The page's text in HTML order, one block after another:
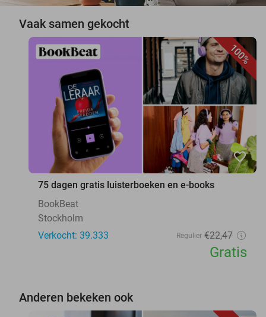
Vaak samen gekocht
100%
favorite_border
75 dagen gratis luisterboeken en e-books
BookBeat
Stockholm
Verkocht: 39.333
Regulier €22,47
Gratis
Anderen bekeken ook